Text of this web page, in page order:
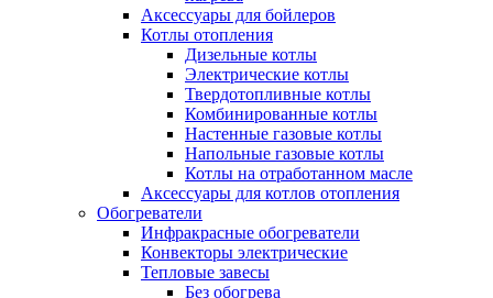
Аксессуары для бойлеров
Котлы отопления
Дизельные котлы
Электрические котлы
Твердотопливные котлы
Комбинированные котлы
Настенные газовые котлы
Напольные газовые котлы
Котлы на отработанном масле
Аксессуары для котлов отопления
Обогреватели
Инфракрасные обогреватели
Конвекторы электрические
Тепловые завесы
Без обогрева